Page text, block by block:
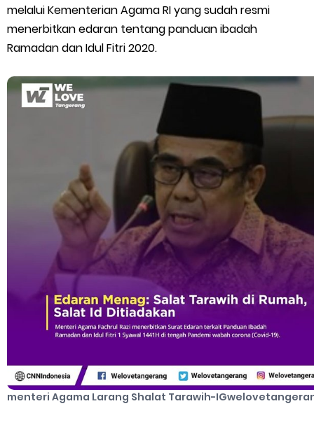
melalui Kementerian Agama RI yang sudah resmi
menerbitkan edaran tentang panduan ibadah
Ramadan dan Idul Fitri 2020.
menteri Agama Larang Shalat Tarawih-